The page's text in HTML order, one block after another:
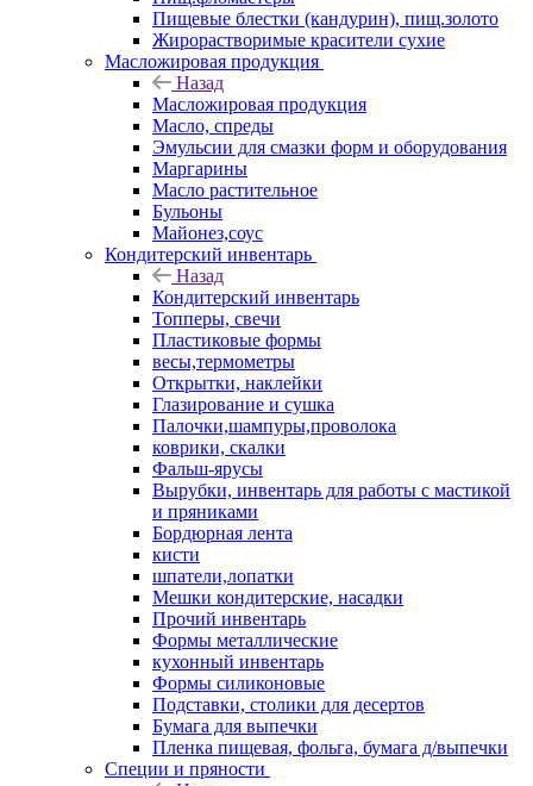
Пищевые блестки (кандурин), пищ.золото
Жирорастворимые красители сухие
Масложировая продукция
Назад
Масложировая продукция
Масло, спреды
Эмульсии для смазки форм и оборудования
Маргарины
Масло растительное
Бульоны
Майонез,соус
Кондитерский инвентарь
Назад
Кондитерский инвентарь
Топперы, свечи
Пластиковые формы
весы,термометры
Открытки, наклейки
Глазирование и сушка
Палочки,шампуры,проволока
коврики, скалки
Фальш-ярусы
Вырубки, инвентарь для работы с мастикой
и пряниками
Бордюрная лента
кисти
шпатели,лопатки
Мешки кондитерские, насадки
Прочий инвентарь
Формы металлические
кухонный инвентарь
Формы силиконовые
Подставки, столики для десертов
Бумага для выпечки
Пленка пищевая, фольга, бумага д/выпечки
Специи и пряности